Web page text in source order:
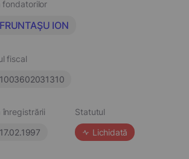
fondatorilor
FRUNTAŞU ION
fiscal
1003602031310
înregistrării
17.02.1997
Statutul
Lichidată